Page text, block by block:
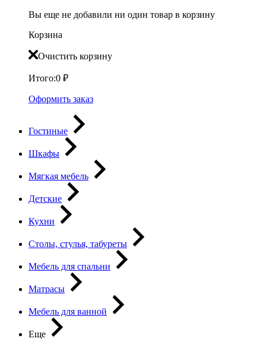
Вы еще не добавили ни один товар в корзину
Корзина
Очистить корзину
Итого:0 ₽
Оформить заказ
Гостиные
Шкафы
Мягкая мебель
Детские
Кухни
Столы, стулья, табуреты
Мебель для спальни
Матрасы
Мебель для ванной
Еще